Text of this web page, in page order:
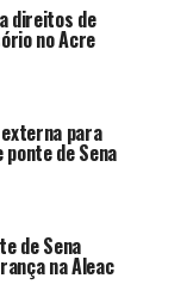
direitos de
no Acre
para
de Sena
de Sena
na Aleac